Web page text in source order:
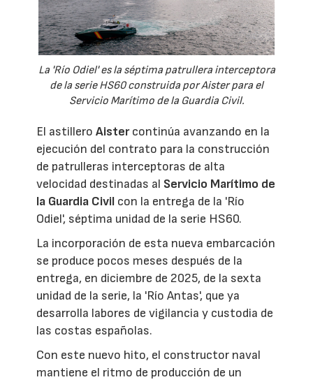
La 'Río Odiel' es la séptima patrullera interceptora
de la serie HS60 construida por Aister para el
Servicio Marítimo de la Guardia Civil.
El astilleroAistercontinúa avanzando en la
ejecución del contrato para la construcción
de patrulleras interceptoras de alta
velocidad destinadas al Servicio Marítimo de
la Guardia Civil con la entrega de la 'Río
Odiel', séptima unidad de la serie HS60.
La incorporación de esta nueva embarcación
se produce pocos meses después de la
entrega, en diciembre de 2025, de la sexta
unidad de la serie, la 'Río Antas', que ya
desarrolla labores de vigilancia y custodia de
las costas españolas.
Con este nuevo hito, el constructor naval
mantiene el ritmo de producción de un